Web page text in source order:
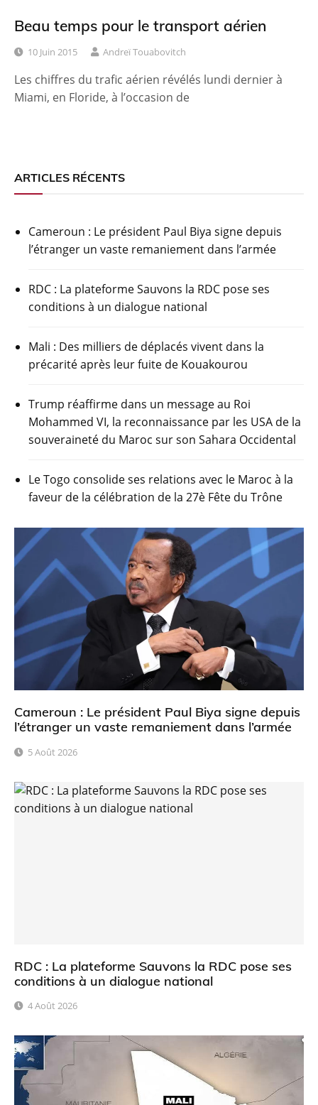
Beau temps pour le transport aérien
10 Juin 2015 Andreï Touabovitch
Les chiffres du trafic aérien révélés lundi dernier à
Miami, en Floride, à l’occasion de
ARTICLES RÉCENTS
Cameroun : Le président Paul Biya signe depuis
l’étranger un vaste remaniement dans l’armée
RDC : La plateforme Sauvons la RDC pose ses
conditions à un dialogue national
Mali : Des milliers de déplacés vivent dans la
précarité après leur fuite de Kouakourou
Trump réaffirme dans un message au Roi
Mohammed VI, la reconnaissance par les USA de la
souveraineté du Maroc sur son Sahara Occidental
Le Togo consolide ses relations avec le Maroc à la
faveur de la célébration de la 27è Fête du Trône
Cameroun : Le président Paul Biya signe depuis
l’étranger un vaste remaniement dans l’armée
5 Août 2026
RDC : La plateforme Sauvons la RDC pose ses
conditions à un dialogue national
4 Août 2026